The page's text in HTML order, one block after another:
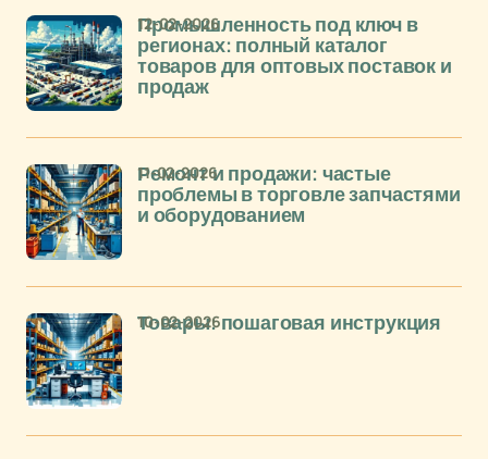
Промышленность под ключ в
регионах: полный каталог
товаров для оптовых поставок и
продаж
12-02-2026
Ремонт и продажи: частые
проблемы в торговле запчастями
и оборудованием
11-02-2026
Товары: пошаговая инструкция
10-02-2026